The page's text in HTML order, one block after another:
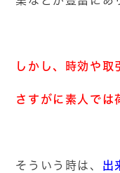
しかし、時効や取
さすがに素人では
そういう時は、 出